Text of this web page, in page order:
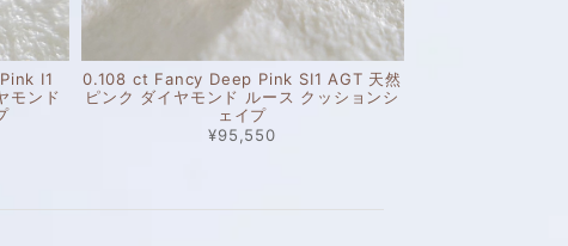
I1
モンド
0.108 ct Fancy Deep Pink SI1 AGT 天然
ピンク ダイヤモンド ルース クッションシ
ェイプ
¥95,550